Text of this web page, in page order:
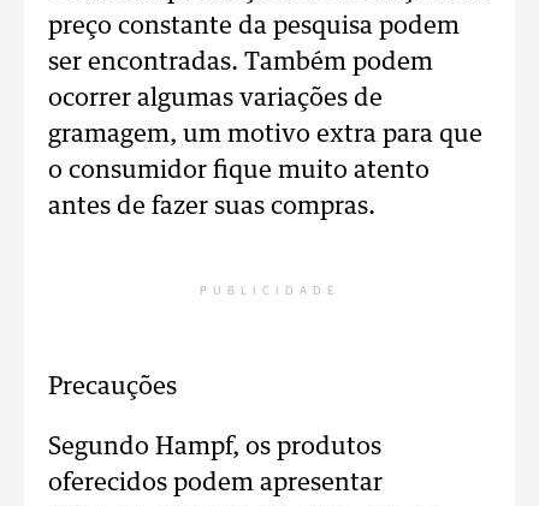
preço constante da pesquisa podem
ser encontradas. Também podem
ocorrer algumas variações de
gramagem, um motivo extra para que
o consumidor fique muito atento
antes de fazer suas compras.
PUBLICIDADE
Precauções
Segundo Hampf, os produtos
oferecidos podem apresentar